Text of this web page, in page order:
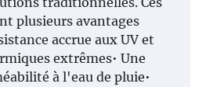
plusieurs avantages
accrue aux UV et
extrêmes• Une
à l'eau de pluie•